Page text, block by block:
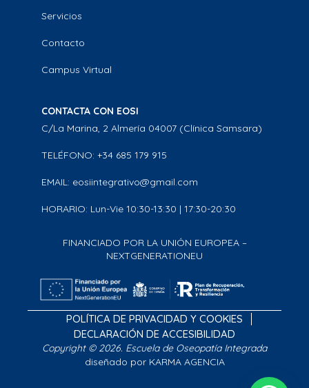
Servicios
Contacto
Campus Virtual
CONTACTA CON EOSI
C/La Marina, 2 Almería 04007 (Clínica Samsara)
TELÉFONO: +34 685 179 915
EMAIL: eosiintegrativo@gmail.com
HORARIO: Lun-Vie 10:30-13:30 | 17:30-20:30
FINANCIADO POR LA UNIÓN EUROPEA –
NEXTGENERATIONEU
POLÍTICA DE PRIVACIDAD Y COOKIES
DECLARACIÓN DE ACCESIBILIDAD
Copyright © 2026. Escuela de Oseopatía Integrada
diseñado por KARMA AGENCIA